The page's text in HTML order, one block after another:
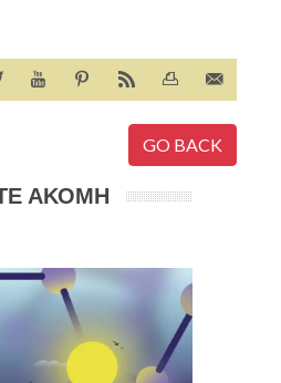
GO BACK
ΑΚΟΜΗ